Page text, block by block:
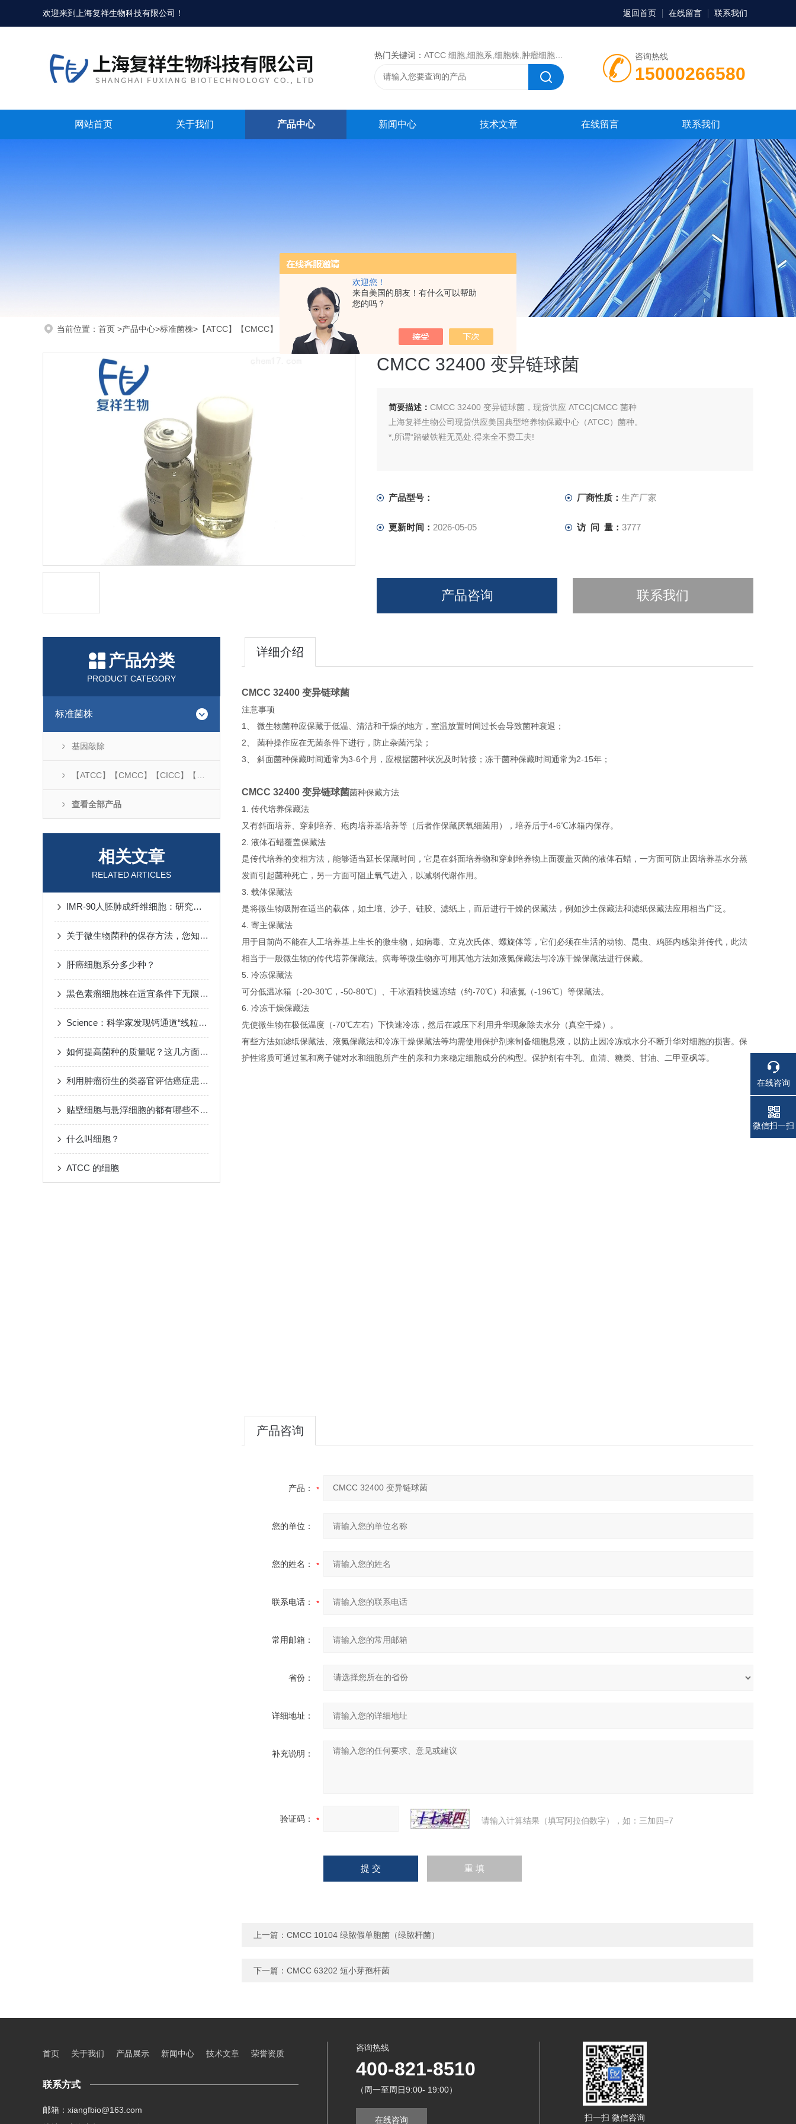
欢迎您！
来自美国的朋友！有什么可以帮助
您的吗？
欢迎来到 上海复祥生物科技有限公司 ！ 返回首页 在线留言 联系我们
咨询热线
15000266580
热门关键词： ATCC 细胞,细胞系,细胞株,肿瘤细胞,细胞,ATCC 菌种，CMCC 菌种，标准菌株，质控菌种，微生物菌种，菌株，菌种
网站首页 关于我们 产品中心 新闻中心 技术文章 在线留言 联系我们
当前位置： 首页 >产品中心>标准菌株> 【ATCC】【CMCC】【CICC】【DSM】... >CMCC 32400 变异链球菌
CMCC 32400 变异链球菌
简要描述： CMCC 32400 变异链球菌，现货供应 ATCC|CMCC 菌种
上海复祥生物公司现货供应美国典型培养物保藏中心（ATCC）菌种。
*,所谓“踏破铁鞋无觅处.得来全不费工夫!
产品型号： 厂商性质： 生产厂家
更新时间： 2026-05-05 访 问 量： 3777
产品咨询 联系我们
产品分类
PRODUCT CATEGORY
标准菌株
基因敲除
查看全部产品
相关文章
RELATED ARTICLES
IMR-90人胚肺成纤维细胞：研究肺纤维化的重要工具
关于微生物菌种的保存方法，您知道几种？
肝癌细胞系分多少种？
黑色素瘤细胞株在适宜条件下无限传代
Science：科学家发现钙通道“线粒体蛋白EMRE”
如何提高菌种的质量呢？这几方面须留意！
利用肿瘤衍生的类器官评估癌症患者对化疗的反应
贴壁细胞与悬浮细胞的都有哪些不同你都知道么
什么叫细胞？
ATCC 的细胞
详细介绍
CMCC 32400 变异链球菌
注意事项
1、 微生物菌种应保藏于低温、清洁和干燥的地方，室温放置时间过长会导致菌种衰退；
2、 菌种操作应在无菌条件下进行，防止杂菌污染；
3、 斜面菌种保藏时间通常为3-6个月，应根据菌种状况及时转接；冻干菌种保藏时间通常为2-15年；
CMCC 32400 变异链球菌菌种保藏方法
1. 传代培养保藏法
又有斜面培养、穿刺培养、疱肉培养基培养等（后者作保藏厌氧细菌用），培养后于4-6℃冰箱内保存。
2. 液体石蜡覆盖保藏法
是传代培养的变相方法，能够适当延长保藏时间，它是在斜面培养物和穿刺培养物上面覆盖灭菌的液体石蜡，一方面可防止因培养基水分蒸
发而引起菌种死亡，另一方面可阻止氧气进入，以减弱代谢作用。
3. 载体保藏法
是将微生物吸附在适当的载体，如土壤、沙子、硅胶、滤纸上，而后进行干燥的保藏法，例如沙土保藏法和滤纸保藏法应用相当广泛。
4. 寄主保藏法
用于目前尚不能在人工培养基上生长的微生物，如病毒、立克次氏体、螺旋体等，它们必须在生活的动物、昆虫、鸡胚内感染并传代，此法
相当于一般微生物的传代培养保藏法。病毒等微生物亦可用其他方法如液氮保藏法与冷冻干燥保藏法进行保藏。
5. 冷冻保藏法
可分低温冰箱（-20-30℃，-50-80℃）、干冰酒精快速冻结（约-70℃）和液氮（-196℃）等保藏法。
6. 冷冻干燥保藏法
先使微生物在极低温度（-70℃左右）下快速冷冻，然后在减压下利用升华现象除去水分（真空干燥）。
有些方法如滤纸保藏法、液氮保藏法和冷冻干燥保藏法等均需使用保护剂来制备细胞悬液，以防止因冷冻或水分不断升华对细胞的损害。保
护性溶质可通过氢和离子键对水和细胞所产生的亲和力来稳定细胞成分的构型。保护剂有牛乳、血清、糖类、甘油、二甲亚砜等。
产品咨询
产品：
您的单位：
您的姓名：
联系电话：
常用邮箱：
省份：
详细地址：
补充说明：
验证码： 请输入计算结果（填写阿拉伯数字），如：三加四=7
上一篇： CMCC 10104 绿脓假单胞菌（绿脓杆菌）
下一篇： CMCC 63202 短小芽孢杆菌
首页 关于我们 产品展示 新闻中心 技术文章 荣誉资质
联系方式
邮箱：xiangfbio@163.com
咨询热线
400-821-8510
（周一至周日9:00- 19:00）
在线咨询 扫一扫 微信咨询
在线咨询
电话
电话
微信扫一扫